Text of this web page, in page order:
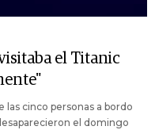
el Titanic
las cinco personas a bordo
el domingo